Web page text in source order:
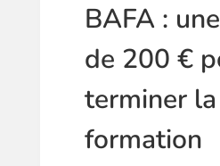
BAFA :
de 200 €
terminer la
formation